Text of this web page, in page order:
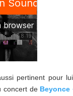
pertinent pour
concert de Beyonce